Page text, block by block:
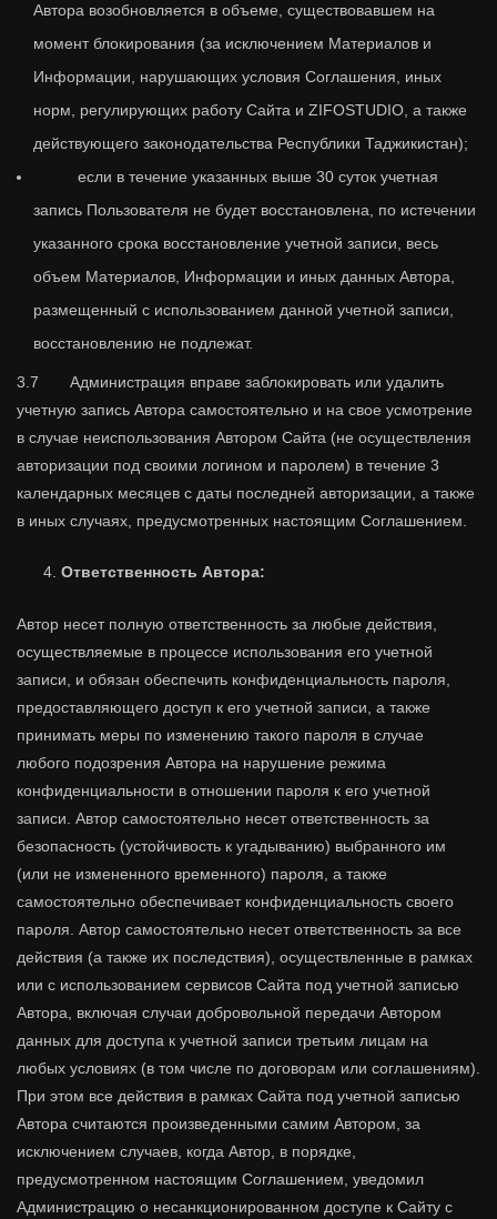
Автора возобновляется в объеме, существовавшем на
момент блокирования (за исключением Материалов и
Информации, нарушающих условия Соглашения, иных
норм, регулирующих работу Сайта и ZIFOSTUDIO, а также
действующего законодательства Республики Таджикистан);
если в течение указанных выше 30 суток учетная
запись Пользователя не будет восстановлена, по истечении
указанного срока восстановление учетной записи, весь
объем Материалов, Информации и иных данных Автора,
размещенный с использованием данной учетной записи,
восстановлению не подлежат.
3.7 Администрация вправе заблокировать или удалить
учетную запись Автора самостоятельно и на свое усмотрение
в случае неиспользования Автором Сайта (не осуществления
авторизации под своими логином и паролем) в течение 3
календарных месяцев с даты последней авторизации, а также
в иных случаях, предусмотренных настоящим Соглашением.
Ответственность Автора:
Автор несет полную ответственность за любые действия,
осуществляемые в процессе использования его учетной
записи, и обязан обеспечить конфиденциальность пароля,
предоставляющего доступ к его учетной записи, а также
принимать меры по изменению такого пароля в случае
любого подозрения Автора на нарушение режима
конфиденциальности в отношении пароля к его учетной
записи. Автор самостоятельно несет ответственность за
безопасность (устойчивость к угадыванию) выбранного им
(или не измененного временного) пароля, а также
самостоятельно обеспечивает конфиденциальность своего
пароля. Автор самостоятельно несет ответственность за все
действия (а также их последствия), осуществленные в рамках
или с использованием сервисов Сайта под учетной записью
Автора, включая случаи добровольной передачи Автором
данных для доступа к учетной записи третьим лицам на
любых условиях (в том числе по договорам или соглашениям).
При этом все действия в рамках Сайта под учетной записью
Автора считаются произведенными самим Автором, за
исключением случаев, когда Автор, в порядке,
предусмотренном настоящим Соглашением, уведомил
Администрацию о несанкционированном доступе к Сайту с